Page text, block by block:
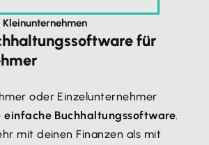
für
oder Einzelunternehmer
einfache Buchhaltungssoftware.
mit deinen Finanzen als mit